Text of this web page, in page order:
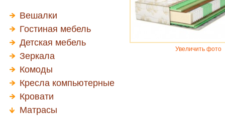
Вешалки
Гостиная мебель
Детская мебель
Зеркала
Комоды
Кресла компьютерные
Кровати
Матрасы
Увеличить фото